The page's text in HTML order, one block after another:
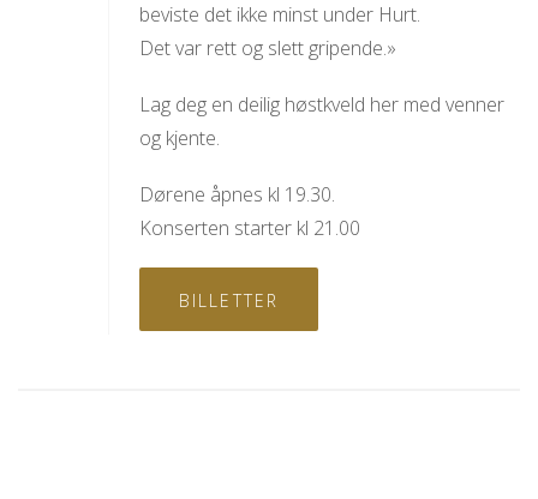
beviste det ikke minst under Hurt.
Det var rett og slett gripende.»
Lag deg en deilig høstkveld her med venner
og kjente.
Dørene åpnes kl 19.30.
Konserten starter kl 21.00
BILLETTER